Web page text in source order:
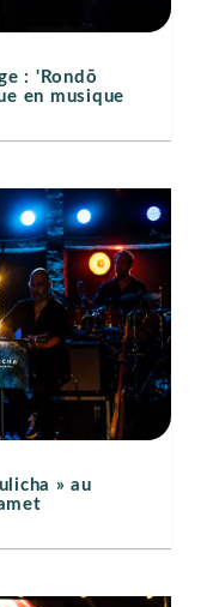
: 'Rondō
en musique
» au